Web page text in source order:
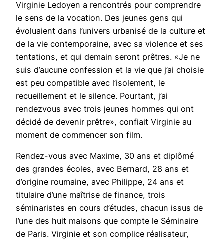
Virginie Ledoyen a rencontrés pour comprendre
le sens de la vocation. Des jeunes gens qui
évoluaient dans l’univers urbanisé de la culture et
de la vie contemporaine, avec sa violence et ses
tentations, et qui demain seront prêtres. «Je ne
suis d’aucune confession et la vie que j’ai choisie
est peu compatible avec l’isolement, le
recueillement et le silence. Pourtant, j’ai
rendezvous avec trois jeunes hommes qui ont
décidé de devenir prêtre», confiait Virginie au
moment de commencer son film.
Rendez-vous avec Maxime, 30 ans et diplômé
des grandes écoles, avec Bernard, 28 ans et
d’origine roumaine, avec Philippe, 24 ans et
titulaire d’une maîtrise de finance, trois
séminaristes en cours d’études, chacun issus de
l’une des huit maisons que compte le Séminaire
de Paris. Virginie et son complice réalisateur,